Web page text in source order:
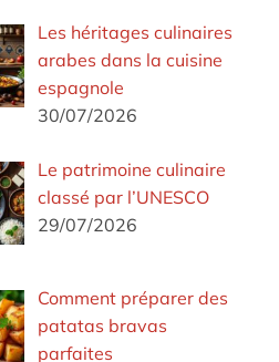
Les héritages culinaires
arabes dans la cuisine
espagnole
30/07/2026
Le patrimoine culinaire
classé par l’UNESCO
29/07/2026
Comment préparer des
patatas bravas
parfaites